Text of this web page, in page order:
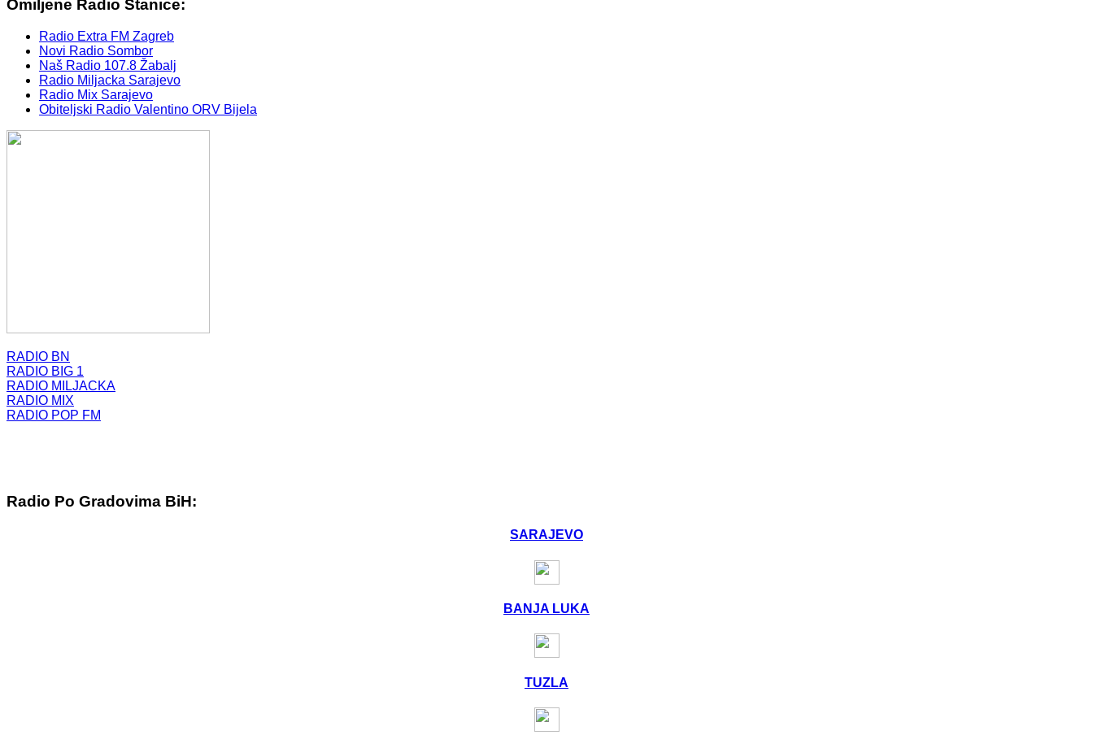
Omiljene Radio Stanice:
Radio Extra FM Zagreb
Novi Radio Sombor
Naš Radio 107.8 Žabalj
Radio Miljacka Sarajevo
Radio Mix Sarajevo
Obiteljski Radio Valentino ORV Bijela
RADIO BN
RADIO BIG 1
RADIO MILJACKA
RADIO MIX
RADIO POP FM
Radio Po Gradovima BiH:
SARAJEVO
BANJA LUKA
TUZLA